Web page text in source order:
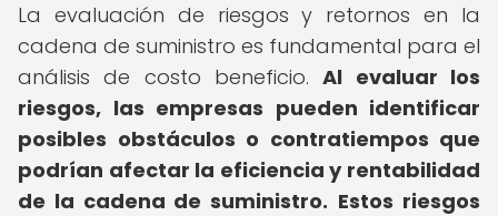
La evaluación de riesgos y retornos en la
cadena de suministro es fundamental para el
análisis de costo beneficio.Al evaluar los
riesgos, las empresas pueden identificar
posibles obstáculos o contratiempos que
podrían afectar la eficiencia y rentabilidad
de la cadena de suministro. Estos riesgos